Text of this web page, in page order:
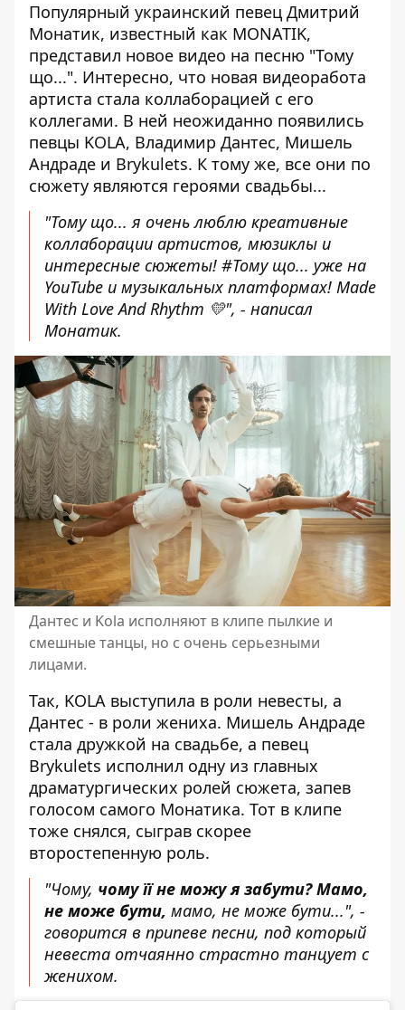
Популярный украинский певец Дмитрий
Монатик, известный как MONATIK,
представил новое видео на песню "Тому
що...". Интересно, что новая видеоработа
артиста стала коллаборацией с его
коллегами. В ней неожиданно появились
певцы KOLA, Владимир Дантес, Мишель
Андраде и Brykulets. К тому же, все они по
сюжету являются героями свадьбы...
"Тому що... я очень люблю креативные
коллаборации артистов, мюзиклы и
интересные сюжеты! #Тому що... уже на
YouTube и музыкальных платформах! Made
With Love And Rhythm 💛", - написал
Монатик.
Дантес и Kola исполняют в клипе пылкие и
смешные танцы, но с очень серьезными
лицами.
Так, KOLA выступила в роли невесты, а
Дантес - в роли жениха. Мишель Андраде
стала дружкой на свадьбе, а певец
Brykulets исполнил одну из главных
драматургических ролей сюжета, запев
голосом самого Монатика. Тот в клипе
тоже снялся, сыграв скорее
второстепенную роль.
"Чому, чому її не можу я забути? Мамо,
не може бути, мамо, не може бути...", -
говорится в припеве песни, под который
невеста отчаянно страстно танцует с
женихом.